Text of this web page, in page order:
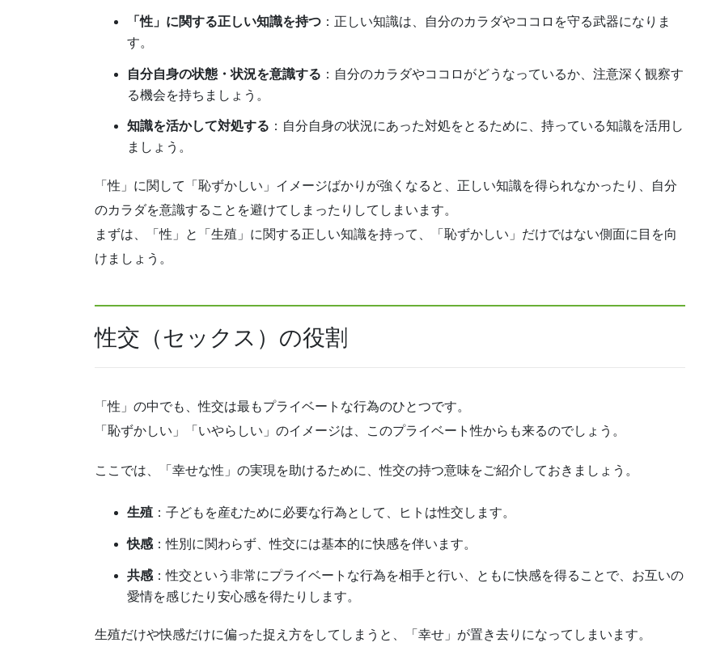
「性」に関する正しい知識を持つ ：正しい知識は、自分のカラダやココロを守る武器になりま
す。
自分自身の状態・状況を意識する ：自分のカラダやココロがどうなっているか、注意深く観察す
る機会を持ちましょう。
知識を活かして対処する ：自分自身の状況にあった対処をとるために、持っている知識を活用し
ましょう。
「性」に関して「恥ずかしい」イメージばかりが強くなると、正しい知識を得られなかったり、自分
のカラダを意識することを避けてしまったりしてしまいます。
まずは、「性」と「生殖」に関する正しい知識を持って、「恥ずかしい」だけではない側面に目を向
けましょう。
性交（セックス）の役割
「性」の中でも、性交は最もプライベートな行為のひとつです。
「恥ずかしい」「いやらしい」のイメージは、このプライベート性からも来るのでしょう。
ここでは、「幸せな性」の実現を助けるために、性交の持つ意味をご紹介しておきましょう。
生殖 ：子どもを産むために必要な行為として、ヒトは性交します。
快感 ：性別に関わらず、性交には基本的に快感を伴います。
共感 ：性交という非常にプライベートな行為を相手と行い、ともに快感を得ることで、お互いの
愛情を感じたり安心感を得たりします。
生殖だけや快感だけに偏った捉え方をしてしまうと、「幸せ」が置き去りになってしまいます。